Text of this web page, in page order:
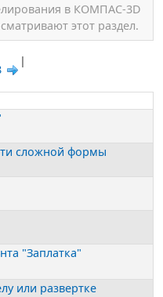
в КОМПАС-3D
этот раздел.
|
сложной формы
"Заплатка"
или развертке